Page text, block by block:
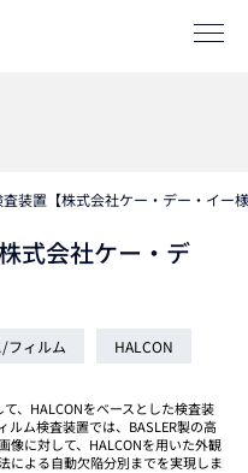
装置【株式会社ケー・デー・イー
式会社ケー・デ
フィルム HALCON
、HALCONをベースとした検査装
ム検査装置では、BASLER製の高
像に対して、HALCONを用いた外観
による自動欠陥分別までを実現しま